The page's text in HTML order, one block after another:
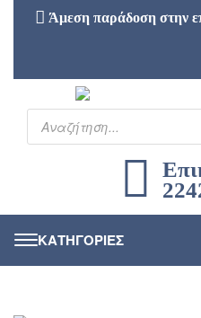
Άμεση παράδοση στην